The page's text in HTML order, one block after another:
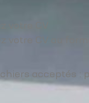
acceptés :